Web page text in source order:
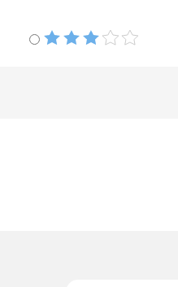
별점3개